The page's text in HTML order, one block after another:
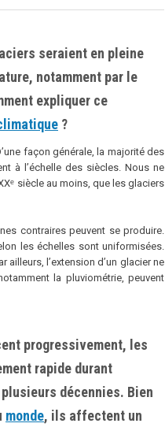
seraient en pleine
notamment par le
expliquer ce
?
façon générale, la majorité des
à lʼéchelle des siècles. Nous ne
siècle au moins, que les glaciers
contraires peuvent se produire.
les échelles sont uniformisées.
lʼextension dʼun glacier ne
la pluviométrie, peuvent
progressivement, les
rapide durant
décennies. Bien
monde, ils affectent un